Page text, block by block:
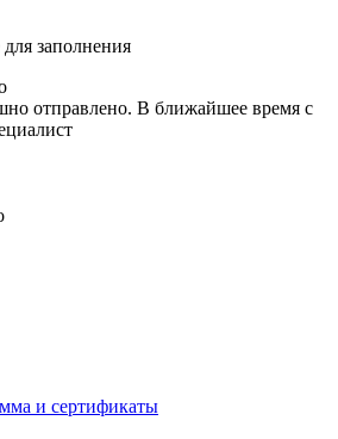
заполнения
отправлено. В ближайшее время с
и сертификаты